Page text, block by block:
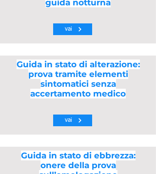
guida notturna
vai
Guida in stato di alterazione:
prova tramite elementi
sintomatici senza
accertamento medico
vai
Guida in stato di ebbrezza:
onere della prova